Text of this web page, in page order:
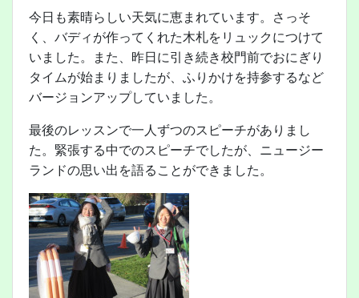
今日も素晴らしい天気に恵まれています。さっそ
く、バディが作ってくれた木札をリュックにつけて
いました。また、昨日に引き続き校門前でおにぎり
タイムが始まりましたが、ふりかけを持参するなど
バージョンアップしていました。
最後のレッスンで一人ずつのスピーチがありまし
た。緊張する中でのスピーチでしたが、ニュージー
ランドの思い出を語ることができました。